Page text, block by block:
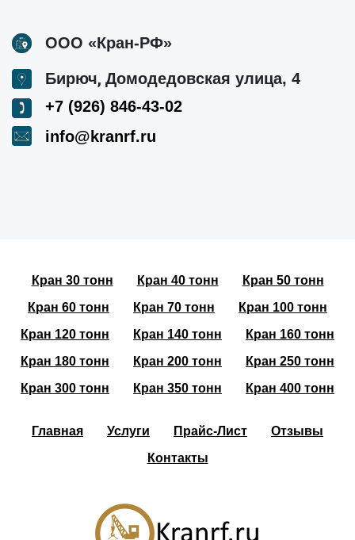
ООО «Кран-РФ»
Бирюч, Домодедовская улица, 4
+7 (926) 846-43-02
info@kranrf.ru
Кран 30 тонн Кран 40 тонн
Кран 50 тонн
Кран 60 тонн
Кран 70 тонн
Кран 100 тонн
Кран 120 тонн
Кран 140 тонн
Кран 160 тонн
Кран 180 тонн
Кран 200 тонн
Кран 250 тонн
Кран 300 тонн
Кран 350 тонн Кран 400 тонн
Главная Услуги Прайс-Лист
Отзывы
Контакты